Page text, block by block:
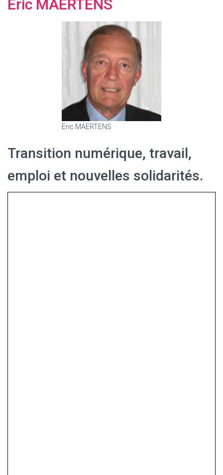
Eric MAERTENS
Eric MAERTENS
Transition numérique, travail,
emploi et nouvelles solidarités.